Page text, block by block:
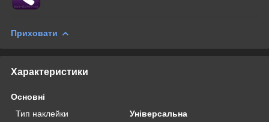
Приховати
Характеристики
Основні
Тип наклейки
Універсальна